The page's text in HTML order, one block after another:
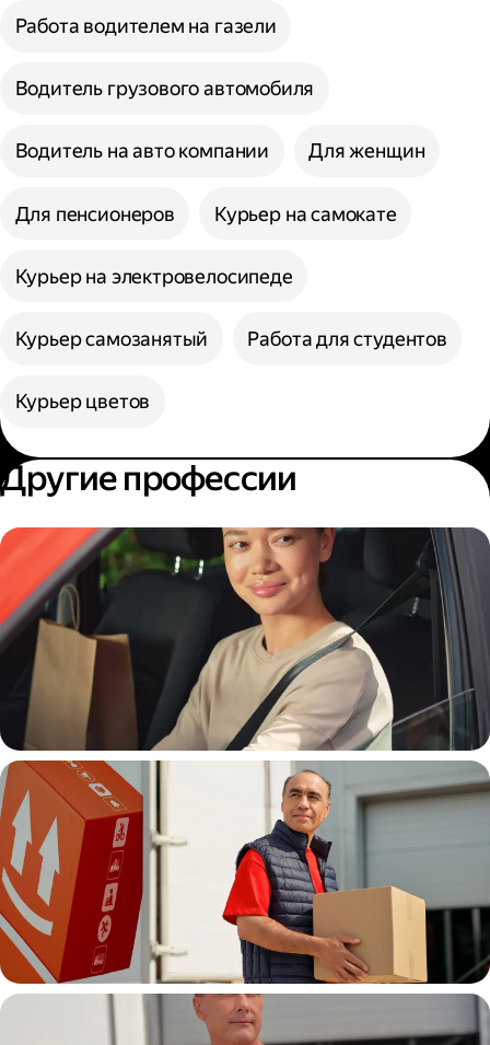
Работа водителем на газели
Водитель грузового автомобиля
Водитель на авто компании Для женщин
Для пенсионеров Курьер на самокате
Курьер на электровелосипеде
Курьер самозанятый Работа для студентов
Курьер цветов
Другие профессии
Автокурьер
Водитель грузовой машины